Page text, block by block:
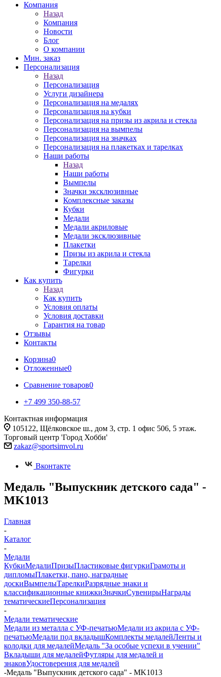
Компания
Назад
Компания
Новости
Блог
О компании
Мин. заказ
Персонализация
Назад
Персонализация
Услуги дизайнера
Персонализация на медалях
Персонализация на кубки
Персонализация на призы из акрила и стекла
Персонализация на вымпелы
Персонализация на значках
Персонализация на плакетках и тарелках
Наши работы
Назад
Наши работы
Вымпелы
Значки эксклюзивные
Комплексные заказы
Кубки
Медали
Медали акриловые
Медали эксклюзивные
Плакетки
Призы из акрила и стекла
Тарелки
Фигурки
Как купить
Назад
Как купить
Условия оплаты
Условия доставки
Гарантия на товар
Отзывы
Контакты
Корзина0
Отложенные0
Сравнение товаров0
+7 499 350-88-57
Контактная информация
105122, Щёлковское ш., дом 3, стр. 1 офис 506, 5 этаж.
Торговый центр 'Город Хобби'
zakaz@sportsimvol.ru
Вконтакте
Медаль "Выпускник детского сада" -
MK1013
Главная
-
Каталог
-
Медали
КубкиМедалиПризыПластиковые фигуркиГрамоты и
дипломыПлакетки, пано, наградные
доскиВымпелыТарелкиРазрядные знаки и
классификационные книжкиЗначкиСувенирыНаграды
тематическиеПерсонализация
-
Медали тематические
Медали из металла с УФ-печатьюМедали из акрила с УФ-
печатьюМедали под вкладышКомплекты медалейЛенты и
колодки для медалейМедаль "За особые успехи в учении"
Вкладыши для медалейФутляры для медалей и
знаковУдостоверения для медалей
-Медаль "Выпускник детского сада" - MK1013